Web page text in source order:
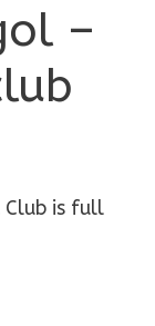
–
is full